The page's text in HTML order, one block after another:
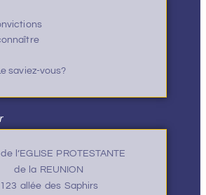
saviez-vous?
l’EGLISE PROTESTANTE
de la REUNION
123 allée des Saphirs